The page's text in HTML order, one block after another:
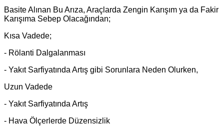
Basite Alınan Bu Arıza, Araçlarda Zengin Karışım ya da Fakir
Karışıma Sebep Olacağından;
Kısa Vadede;
- Rölanti Dalgalanması
- Yakıt Sarfiyatında Artış gibi Sorunlara Neden Olurken,
Uzun Vadede
- Yakıt Sarfiyatında Artış
- Hava Ölçerlerde Düzensizlik